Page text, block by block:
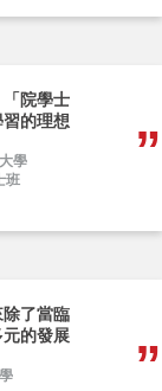
院學士
的理想
學
班
了當臨
的發展